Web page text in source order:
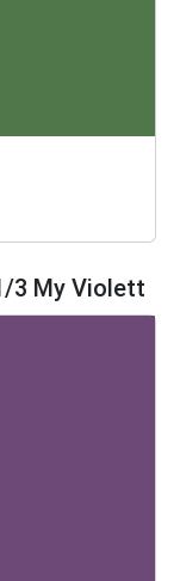
3 My Violett